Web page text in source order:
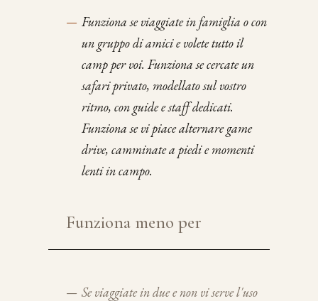
— Funziona se viaggiate in famiglia o con
un gruppo di amici e volete tutto il
camp per voi. Funziona se cercate un
safari privato, modellato sul vostro
ritmo, con guide e staff dedicati.
Funziona se vi piace alternare game
drive, camminate a piedi e momenti
lenti in campo.
Funziona meno per
— Se viaggiate in due e non vi serve l'uso